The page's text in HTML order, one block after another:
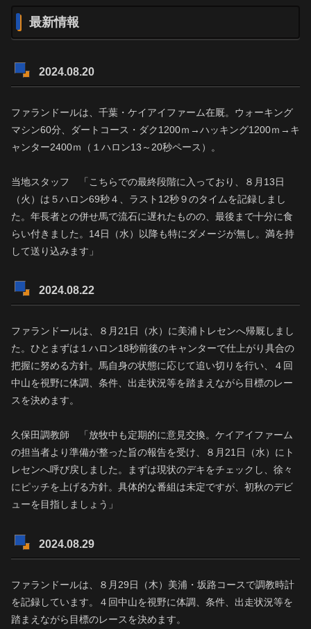
最新情報
2024.08.20
ファランドールは、千葉・ケイアイファーム在厩。ウォーキング
マシン60分、ダートコース・ダク1200ｍ→ハッキング1200ｍ→キ
ャンター2400ｍ（１ハロン13～20秒ペース）。
当地スタッフ 「こちらでの最終段階に入っており、８月13日
（火）は５ハロン69秒４、ラスト12秒９のタイムを記録しまし
た。年長者との併せ馬で流石に遅れたものの、最後まで十分に食
らい付きました。14日（水）以降も特にダメージが無し。満を持
して送り込みます」
2024.08.22
ファランドールは、８月21日（水）に美浦トレセンへ帰厩しまし
た。ひとまずは１ハロン18秒前後のキャンターで仕上がり具合の
把握に努める方針。馬自身の状態に応じて追い切りを行い、４回
中山を視野に体調、条件、出走状況等を踏まえながら目標のレー
スを決めます。
久保田調教師 「放牧中も定期的に意見交換。ケイアイファーム
の担当者より準備が整った旨の報告を受け、８月21日（水）にト
レセンへ呼び戻しました。まずは現状のデキをチェックし、徐々
にピッチを上げる方針。具体的な番組は未定ですが、初秋のデビ
ューを目指しましょう」
2024.08.29
ファランドールは、８月29日（木）美浦・坂路コースで調教時計
を記録しています。４回中山を視野に体調、条件、出走状況等を
踏まえながら目標のレースを決めます。